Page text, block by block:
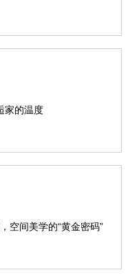
家的温度
空间美学的“黄金密码”